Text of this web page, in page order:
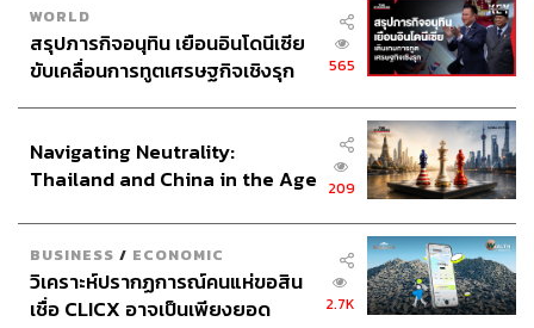
WORLD
สรุปภารกิจอนุทิน เยือนอินโดนีเซีย
ขับเคลื่อนการทูตเศรษฐกิจเชิงรุก
565
Navigating Neutrality:
Thailand and China in the Age
209
BUSINESS / ECONOMIC
วิเคราะห์ปรากฏการณ์คนแห่ขอสิน
เชื่อ CLICX อาจเป็นเพียงยอด
2.7K